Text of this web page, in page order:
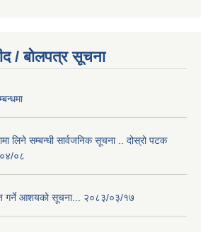
/ बोलपत्र सूचना
लिने सम्बन्धी सार्वजनिक सूचना .. दोस्रो पटक
०८
गर्ने आशयको सूचना... २०८३/०३/१७